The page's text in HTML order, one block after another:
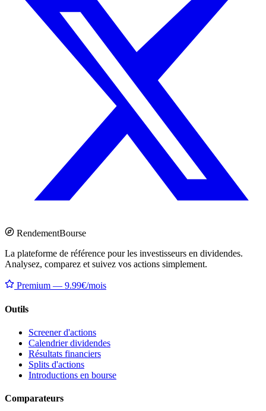
RendementBourse
La plateforme de référence pour les investisseurs en dividendes.
Analysez, comparez et suivez vos actions simplement.
Premium — 9.99€/mois
Outils
Screener d'actions
Calendrier dividendes
Résultats financiers
Splits d'actions
Introductions en bourse
Comparateurs